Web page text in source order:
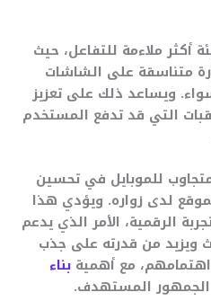
أكثر ملاءمة للتفاعل، حيث
متناسقة على الشاشات
ويساعد ذلك على تعزيز
التي قد تدفع المستخدم
للموبايل في تحسين
لدى زواره. ويؤدي هذا
الرقمية، الأمر الذي يدعم
ويزيد من قدرته على جذب
مع أهمية بناء
الجمهور المستهدف.